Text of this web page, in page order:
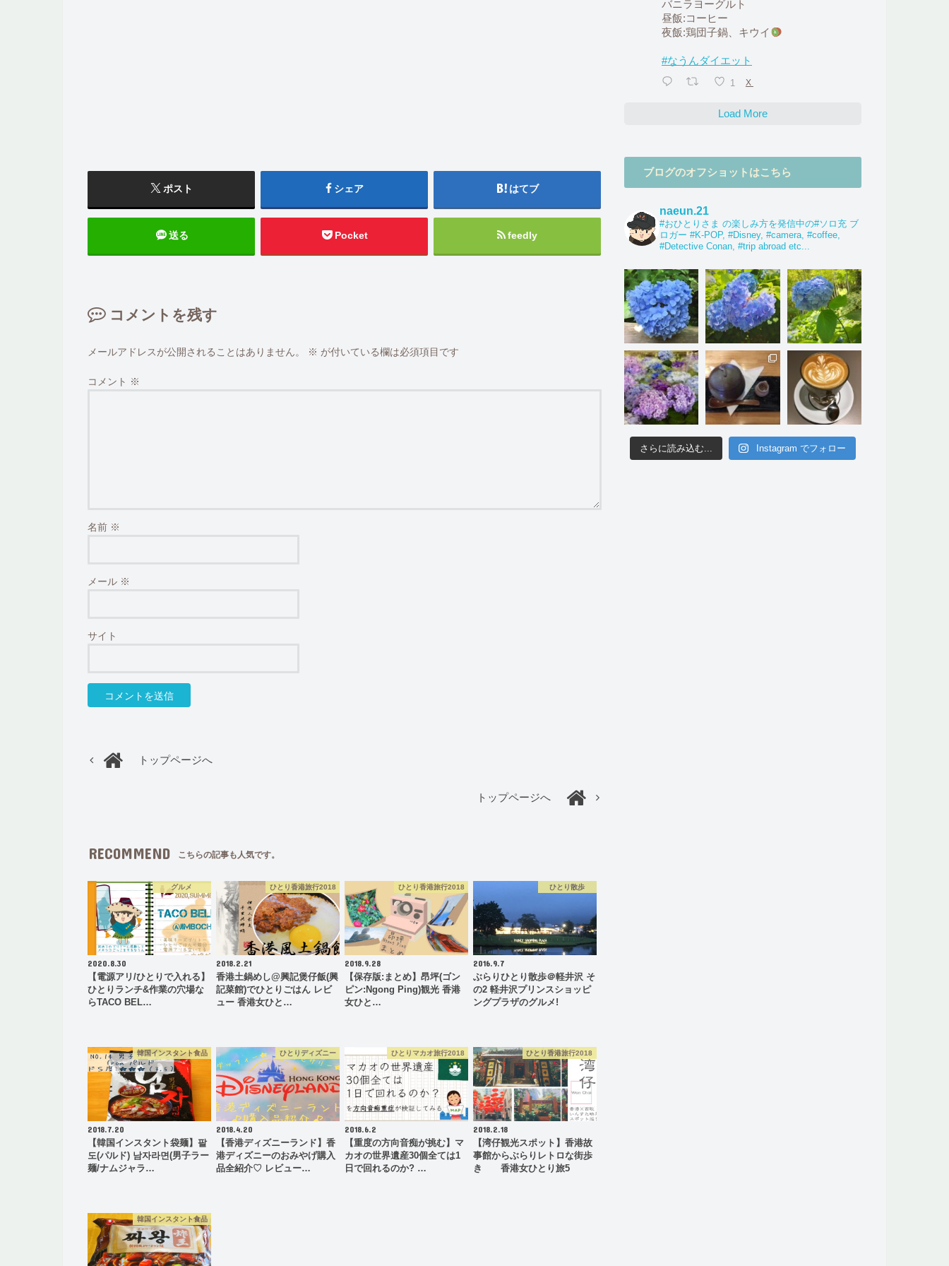
ポスト シェア はてブ
送る Pocket feedly
コメントを残す
メールアドレスが公開されることはありません。 ※ が付いている欄は必須項目です
コメント ※
名前 ※
メール ※
サイト
トップページへ
トップページへ
RECOMMEND こちらの記事も人気です。
グルメ
2020.8.30
【電源アリ/ひとりで入れる】
ひとりランチ&作業の穴場な
らTACO BEL…
ひとり香港旅行2018
2018.2.21
香港土鍋めし@興記煲仔飯(興
記菜館)でひとりごはん レビ
ュー 香港女ひと…
ひとり香港旅行2018
2018.9.28
【保存版:まとめ】昂坪(ゴン
ピン:Ngong Ping)観光 香港
女ひと…
ひとり散歩
2016.9.7
ぶらりひとり散歩＠軽井沢 そ
の2 軽井沢プリンスショッピ
ングプラザのグルメ!
韓国インスタント食品
2018.7.20
【韓国インスタント袋麺】팔
도(パルド) 남자라면(男子ラー
麺/ナムジャラ…
ひとりディズニー
2018.4.20
【香港ディズニーランド】香
港ディズニーのおみやげ購入
品全紹介♡ レビュー…
ひとりマカオ旅行2018
2018.6.2
【重度の方向音痴が挑む】マ
カオの世界遺産30個全ては1
日で回れるのか? …
ひとり香港旅行2018
2018.2.18
【湾仔観光スポット】香港故
事館からぶらりレトロな街歩
き 香港女ひとり旅5
韓国インスタント食品
バニラヨーグルト
昼飯:コーヒー
夜飯:鶏団子鍋、キウイ
#なうんダイエット
1 X
Load More
ブログのオフショットはこちら
naeun.21
#おひとりさま の楽しみ方を発信中の#ソロ充 ブ
ロガー #K-POP, #Disney, #camera, #coffee,
#Detective Conan, #trip abroad etc...
さらに読み込む... Instagram でフォロー